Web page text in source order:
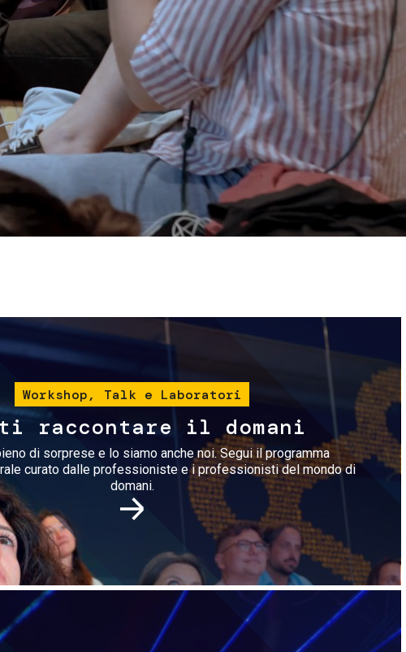
Servizi e accessibilità
Contatti
Biglietti
Immagine
Workshop, Talk e Laboratori
raccontare il domani
di sorprese e lo siamo anche noi. Segui il programma
curato dalle professioniste e i professionisti del mondo di
domani.
Immagine